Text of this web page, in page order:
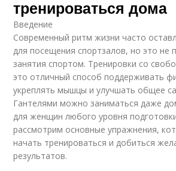
тренироваться дома
Введение
Современный ритм жизни часто
для посещения спортзалов, но это не
занятия спортом. Тренировки со
это отличный способ поддерживать
укреплять мышцы и улучшать общее
Гантелями можно заниматься даже
для женщин любого уровня
рассмотрим основные упражнения,
начать тренироваться и добиться
результатов.